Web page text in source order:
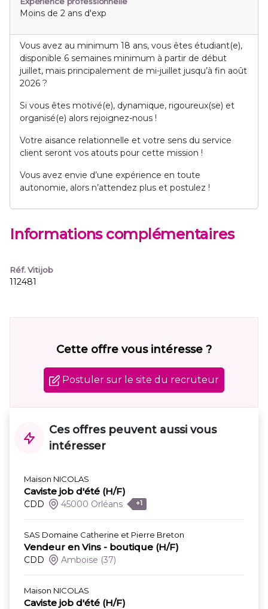
Moins de 2 ans d'exp
Vous avez au minimum 18 ans, vous êtes étudiant(e),
disponible 6 semaines minimum à partir de début
juillet, mais principalement de mi-juillet jusqu’à fin août
2026 ?
Si vous êtes motivé(e), dynamique, rigoureux(se) et
organisé(e) alors rejoignez-nous !
Votre aisance relationnelle et votre sens du service
client seront vos atouts pour cette mission !
Vous avez envie d’une expérience en toute
autonomie, alors n’attendez plus et postulez !
Informations complémentaires
Réf. Vitijob
112481
Cette offre vous intéresse ?
Postuler sur le site du recruteur
Ces offres peuvent aussi vous
intéresser
Maison NICOLAS
Caviste job d'été (H/F)
CDD 45000 Orléans +1
SAS Domaine Catherine et Pierre Breton
Vendeur en Vins - boutique (H/F)
CDD Amboise (37)
Maison NICOLAS
Caviste job d'été (H/F)